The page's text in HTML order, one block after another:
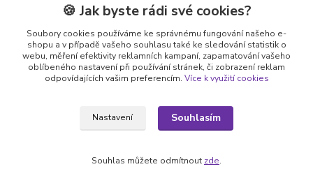
Radka Chamrádová
+420 737 484 708
Výdejna e-shopu: Po-Ne, 8-20 hod.
info@equi-horecky.cz
Frenštát pod Radhoštěm, C 93460 vedená u Krajského soudu v Ostravě
🍪 Jak byste rádi své cookies?
Soubory cookies používáme ke správnému fungování našeho e-
shopu a v případě vašeho souhlasu také ke sledování statistik o
webu, měření efektivity reklamních kampaní, zapamatování vašeho
oblíbeného nastavení při používání stránek, či zobrazení reklam
odpovídajících vašim preferencím. Více k využití cookies
Nastavení Souhlasím
Souhlas můžete odmítnout zde.